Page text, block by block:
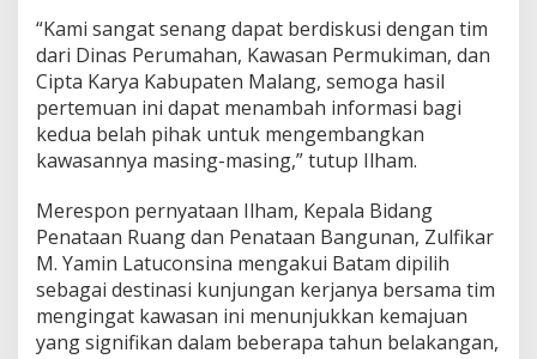
y
a
K
a
b
u
p
t
e
n
M
a
l
a
n
“Kami sangat senang dapat berdiskusi dengan tim
dari Dinas Perumahan, Kawasan Permukiman, dan
Cipta Karya Kabupaten Malang, semoga hasil
pertemuan ini dapat menambah informasi bagi
kedua belah pihak untuk mengembangkan
kawasannya masing-masing,” tutup Ilham.
Merespon pernyataan Ilham, Kepala Bidang
Penataan Ruang dan Penataan Bangunan, Zulfikar
M. Yamin Latuconsina mengakui Batam dipilih
sebagai destinasi kunjungan kerjanya bersama tim
mengingat kawasan ini menunjukkan kemajuan
yang signifikan dalam beberapa tahun belakangan,